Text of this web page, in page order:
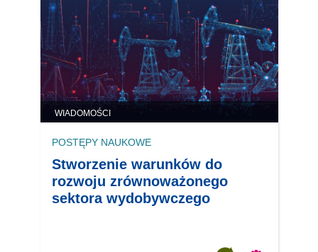
WIADOMOŚCI
POSTĘPY NAUKOWE
Stworzenie warunków do
rozwoju zrównoważonego
sektora wydobywczego